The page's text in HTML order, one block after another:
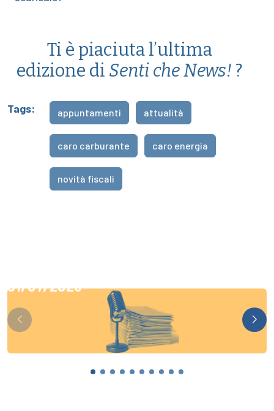
Ti è piaciuta l’ultima
edizione di Senti che News! ?
Tags: appuntamenti attualità
caro carburante caro energia
novità fiscali
31/07/2026